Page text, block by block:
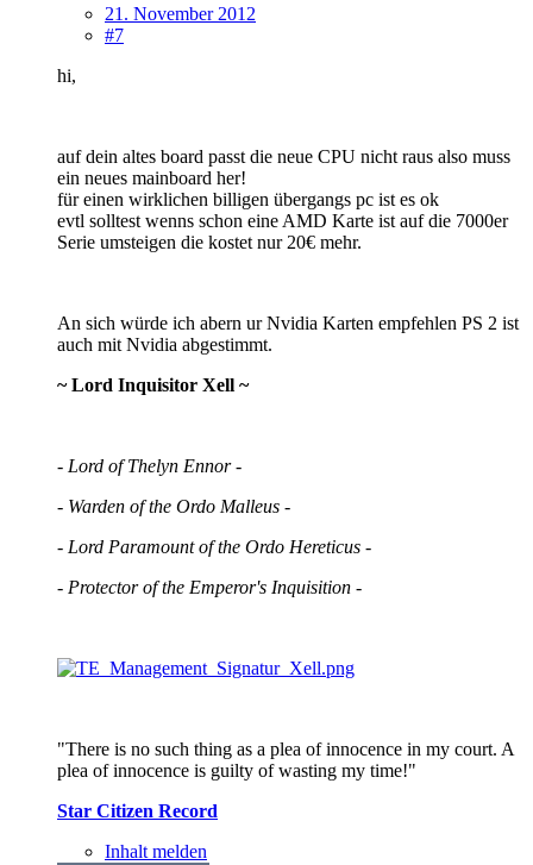
21. November 2012
#7
hi,
auf dein altes board passt die neue CPU nicht raus also muss
ein neues mainboard her!
für einen wirklichen billigen übergangs pc ist es ok
evtl solltest wenns schon eine AMD Karte ist auf die 7000er
Serie umsteigen die kostet nur 20€ mehr.
An sich würde ich abern ur Nvidia Karten empfehlen PS 2 ist
auch mit Nvidia abgestimmt.
~ Lord Inquisitor Xell ~
- Lord of Thelyn Ennor -
- Warden of the Ordo Malleus -
- Lord Paramount of the Ordo Hereticus -
- Protector of the Emperor's Inquisition -
"There is no such thing as a plea of innocence in my court. A
plea of innocence is guilty of wasting my time!"
Star Citizen Record
Inhalt melden